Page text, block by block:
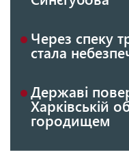
Через спеку
стала
Державі
Харківській
городищем